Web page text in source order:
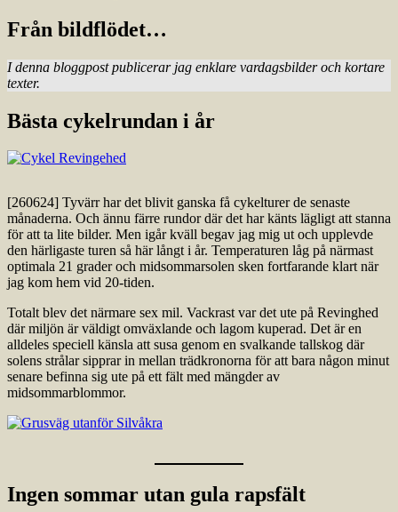
Från bildflödet…
I denna bloggpost publicerar jag enklare vardagsbilder och kortare
texter.
Bästa cykelrundan i år
[260624] Tyvärr har det blivit ganska få cykelturer de senaste
månaderna. Och ännu färre rundor där det har känts lägligt att stanna
för att ta lite bilder. Men igår kväll begav jag mig ut och upplevde
den härligaste turen så här långt i år. Temperaturen låg på närmast
optimala 21 grader och midsommarsolen sken fortfarande klart när
jag kom hem vid 20-tiden.
Totalt blev det närmare sex mil. Vackrast var det ute på Revinghed
där miljön är väldigt omväxlande och lagom kuperad. Det är en
alldeles speciell känsla att susa genom en svalkande tallskog där
solens strålar sipprar in mellan trädkronorna för att bara någon minut
senare befinna sig ute på ett fält med mängder av
midsommarblommor.
Ingen sommar utan gula rapsfält